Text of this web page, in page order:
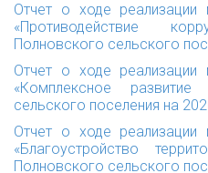
Отчет о ходе реализации
«Противодействие
Полновского сельского
Отчет о ходе реализации
«Комплексное развитие
сельского поселения на
Отчет о ходе реализации
«Благоустройство
Полновского сельского